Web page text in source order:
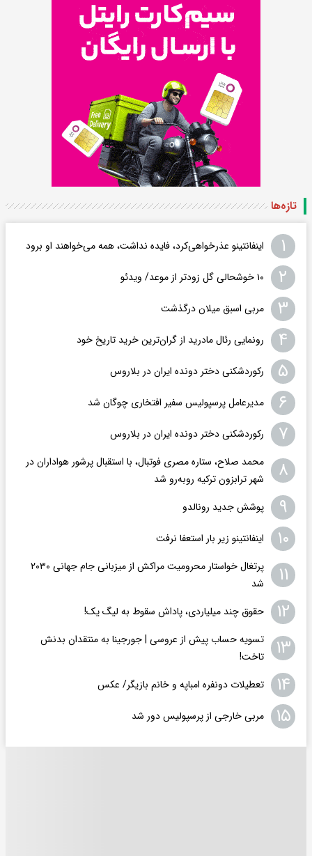
تازه‌ها
۱ اینفانتینو عذرخواهی‌کرد، فایده نداشت، همه می‌خواهند او برود
۲ ۱۰ خوشحالی گل زودتر از موعد/ ویدئو
۳ مربی اسبق میلان درگذشت
۴ رونمایی رئال مادرید از گران‌ترین خرید تاریخ خود
۵ رکوردشکنی دختر دونده ایران در بلاروس
۶ مدیرعامل پرسپولیس سفیر افتخاری چوگان شد
۷ رکوردشکنی دختر دونده ایران در بلاروس
۸
محمد صلاح، ستاره مصری فوتبال، با استقبال پرشور هواداران در
شهر ترابزون ترکیه روبه‌رو شد
۹ پوشش جدید رونالدو
۱۰ اینفانتینو زیر بار استعفا نرفت
۱۱
پرتغال خواستار محرومیت مراکش از میزبانی جام جهانی ۲۰۳۰
شد
۱۲ حقوق چند میلیاردی، پاداش سقوط به لیگ یک!
۱۳
تسویه حساب پیش از عروسی | جورجینا به منتقدان بدنش
تاخت!
۱۴ تعطیلات دونفره امباپه و خانم بازیگر/ عکس
۱۵ مربی خارجی از پرسپولیس دور شد